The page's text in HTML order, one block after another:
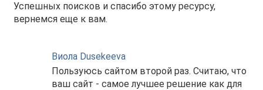
Успешных поисков и спасибо этому ресурсу,
вернемся еще к вам.
Виола Dusekeeva
Пользуюсь сайтом второй раз. Считаю, что
ваш сайт - самое лучшее решение как для